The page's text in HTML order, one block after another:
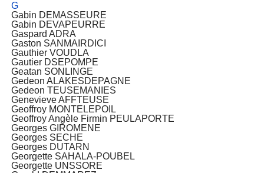
G
Gabin DEMASSEURE
Gabin DEVAPEURRE
Gaspard ADRA
Gaston SANMAIRDICI
Gauthier VOUDLA
Gautier DSEPOMPE
Geatan SONLINGE
Gedeon ALAKESDEPAGNE
Gedeon TEUSEMANIES
Genevieve AFFTEUSE
Geoffroy MONTELEPOIL
Geoffroy Angèle Firmin PEULAPORTE
Georges GIROMENE
Georges SECHE
Georges DUTARN
Georgette SAHALA-POUBEL
Georgette UNSSORE